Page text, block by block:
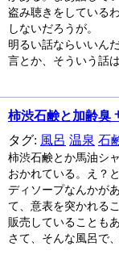
盗み聴きをしている
しないだろうが。
明るい話ならいいん
言とか、そういう話
柿渋石鹸と加齢臭
タグ: 風呂 温泉 石
柿渋石鹸とか馬油シ
おかれている。え？
ディソープなんかが
て、意表を突かれる
販売していることもあ
さて、そんな風呂で